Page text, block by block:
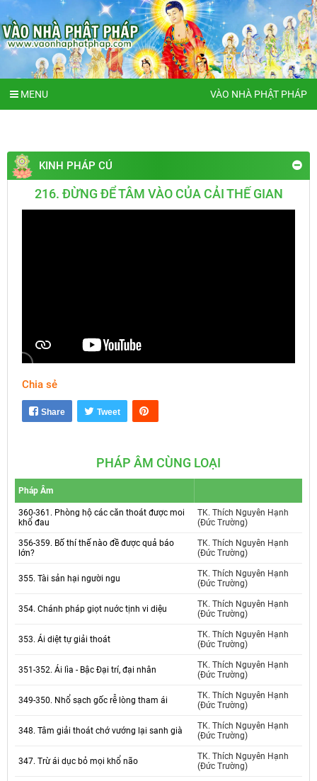
MENU VÀO NHÀ PHẬT PHÁP
KINH PHÁP CÚ
216. ĐỪNG ĐỂ TÂM VÀO CỦA CẢI THẾ GIAN
Chia sẻ
Share Tweet
PHÁP ÂM CÙNG LOẠI
Pháp Âm
360-361. Phòng hộ các căn thoát được moi
khổ đau
TK. Thích Nguyên Hạnh
(Đức Trường)
356-359. Bố thí thế nào đề được quả báo
lớn?
TK. Thích Nguyên Hạnh
(Đức Trường)
355. Tài sản hại người ngu
TK. Thích Nguyên Hạnh
(Đức Trường)
354. Chánh pháp giọt nuớc tịnh vi diệu
TK. Thích Nguyên Hạnh
(Đức Trường)
353. Ái diệt tự giải thoát
TK. Thích Nguyên Hạnh
(Đức Trường)
351-352. Ái lìa - Bậc Đại trí, đại nhân
TK. Thích Nguyên Hạnh
(Đức Trường)
349-350. Nhổ sạch gốc rễ lòng tham ái
TK. Thích Nguyên Hạnh
(Đức Trường)
348. Tâm giải thoát chớ vướng lại sanh già
TK. Thích Nguyên Hạnh
(Đức Trường)
347. Trừ ái dục bỏ mọi khổ não
TK. Thích Nguyên Hạnh
(Đức Trường)